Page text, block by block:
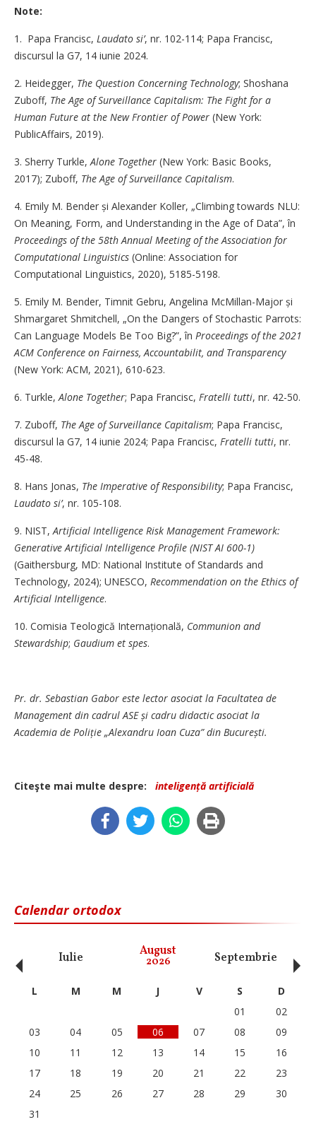
Note:
1. Papa Francisc, Laudato si’, nr. 102-114; Papa Francisc,
discursul la G7, 14 iunie 2024.
2. Heidegger, The Question Concerning Technology; Shoshana
Zuboff, The Age of Surveillance Capitalism: The Fight for a
Human Future at the New Frontier of Power (New York:
PublicAffairs, 2019).
3. Sherry Turkle,Alone Together (New York: Basic Books,
2017); Zuboff, The Age of Surveillance Capitalism.
4. Emily M. Bender și Alexander Koller, „Climbing towards NLU:
On Meaning, Form, and Understanding in the Age of Data”, în
Proceedings of the 58th Annual Meeting of the Association for
Computational Linguistics (Online: Association for
Computational Linguistics, 2020), 5185-5198.
5. Emily M. Bender, Timnit Gebru, Angelina McMillan-Major și
Shmargaret Shmitchell, „On the Dangers of Stochastic Parrots:
Can Language Models Be Too Big?”, în Proceedings of the 2021
ACM Conference on Fairness, Accountabilit, and Transparency
(New York: ACM, 2021), 610-623.
6. Turkle,Alone Together; Papa Francisc, Fratelli tutti, nr. 42-50.
7. Zuboff, The Age of Surveillance Capitalism; Papa Francisc,
discursul la G7, 14 iunie 2024; Papa Francisc, Fratelli tutti, nr.
45-48.
8. Hans Jonas, The Imperative of Responsibility; Papa Francisc,
Laudato si’, nr. 105-108.
9. NIST,Artificial Intelligence Risk Management Framework:
Generative Artificial Intelligence Profile (NIST AI 600-1)
(Gaithersburg, MD: National Institute of Standards and
Technology, 2024); UNESCO, Recommendation on the Ethics of
Artificial Intelligence.
10. Comisia Teologică Internațională, Communion and
Stewardship; Gaudium et spes.
Pr. dr. Sebastian Gabor este lector asociat la Facultatea de
Management din cadrul ASE și cadru didactic asociat la
Academia de Poliție „Alexandru Ioan Cuza” din București.
Citeşte mai multe despre: inteligență artificială
Calendar ortodox
Iulie August
2026 Septembrie
‹ L M M J V S
D
01
02
03
04 05 06 07 08
09
10
11 12 13 14 15
16
17
18 19 20 21 22
23
24
25 26 27 28 29
30
31